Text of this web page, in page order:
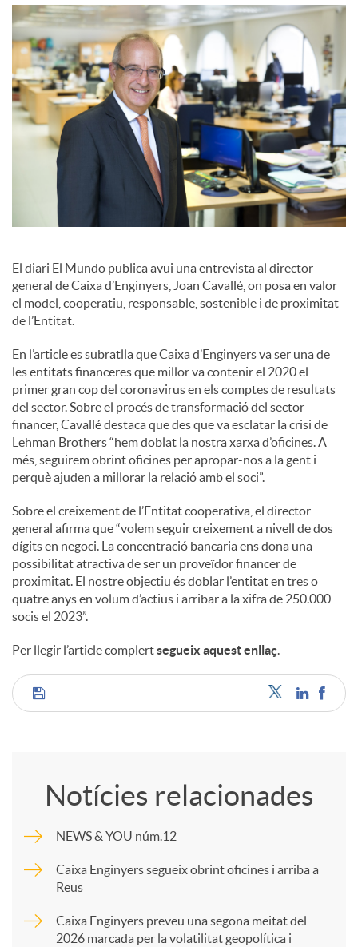
a
r
S
o
c
i
a
l
s
El diari El Mundo publica avui una entrevista al director
general de Caixa d’Enginyers, Joan Cavallé, on posa en valor
el model, cooperatiu, responsable, sostenible i de proximitat
de l’Entitat.
En l’article es subratlla que Caixa d’Enginyers va ser una de
les entitats financeres que millor va contenir el 2020 el
primer gran cop del coronavirus en els comptes de resultats
del sector. Sobre el procés de transformació del sector
financer, Cavallé destaca que des que va esclatar la crisi de
Lehman Brothers “hem doblat la nostra xarxa d’oficines. A
més, seguirem obrint oficines per apropar-nos a la gent i
perquè ajuden a millorar la relació amb el soci”.
Sobre el creixement de l’Entitat cooperativa, el director
general afirma que “volem seguir creixement a nivell de dos
dígits en negoci. La concentració bancaria ens dona una
possibilitat atractiva de ser un proveïdor financer de
proximitat. El nostre objectiu és doblar l’entitat en tres o
quatre anys en volum d’actius i arribar a la xifra de 250.000
socis el 2023”.
Per llegir l’article complertsegueix aquest enllaç.
C
m
p
a
Notícies relacionades
NEWS & YOU núm.12
Caixa Enginyers segueix obrint oficines i arriba a
Reus
Caixa Enginyers preveu una segona meitat del
2026 marcada per la volatilitat geopolítica i